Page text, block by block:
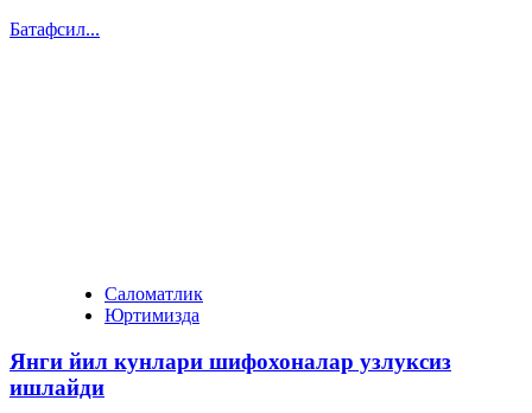
Батафсил...
Саломатлик
Юртимизда
Янги йил кунлари шифохоналар узлуксиз
ишлайди